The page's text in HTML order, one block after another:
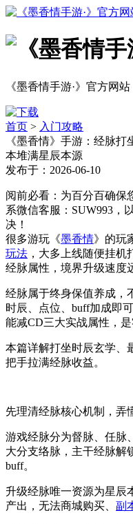
《墨香情手游·》官方网站
首页 > 入门攻略
《墨香情》手游：经脉
本堆满星辰本源
发布于：2026-06-10
阅前必看：为百分百确保
系微信客服：SUW993，
决！
很多游玩《墨香情》的玩
玩法 ，大多上线随便挂机
经脉属性，境界升级速度
经脉属于终身保值养成，
时辰、点位、buff加成即
能减CD三大实战属性，
本篇详解打坐时辰玄学、
把手拉满经脉收益。
先理清经脉核心机制，弄
游戏经脉分为督脉、任脉
大分支络脉，主干经脉解
buff。
升级经脉唯一资源为星辰
产出，无法商城购买、 副